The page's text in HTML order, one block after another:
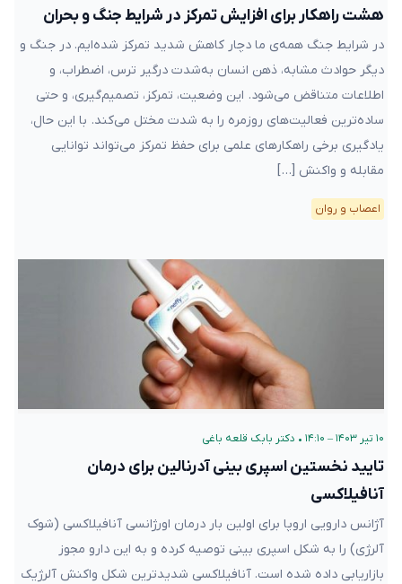
هشت راهکار برای افزایش تمرکز در شرایط جنگ و بحران
در شرایط جنگ همه‌ی ما دچار کاهش شدید تمرکز شده‌ایم. در جنگ و
دیگر حوادث مشابه، ذهن انسان به‌شدت درگیر ترس، اضطراب، و
اطلاعات متناقض می‌شود. این وضعیت، تمرکز، تصمیم‌گیری، و حتی
ساده‌ترین فعالیت‌های روزمره را به شدت مختل می‌کند. با این حال،
یادگیری برخی راهکارهای علمی برای حفظ تمرکز می‌تواند توانایی
مقابله و واکنش […]
اعصاب و روان
۱۰ تیر ۱۴۰۳ – ۱۴:۱۰ • دکتر بابک قلعه‌ باغی
تایید نخستین اسپری بینی آدرنالین برای درمان
آنافیلاکسی
آژانس دارویی اروپا برای اولین بار درمان اورژانسی آنافیلاکسی (شوک
آلرژی) را به شکل اسپری بینی توصیه کرده و به این دارو مجوز
بازاریابی داده شده است. آنافیلاکسی شدیدترین شکل واکنش آلرژیک